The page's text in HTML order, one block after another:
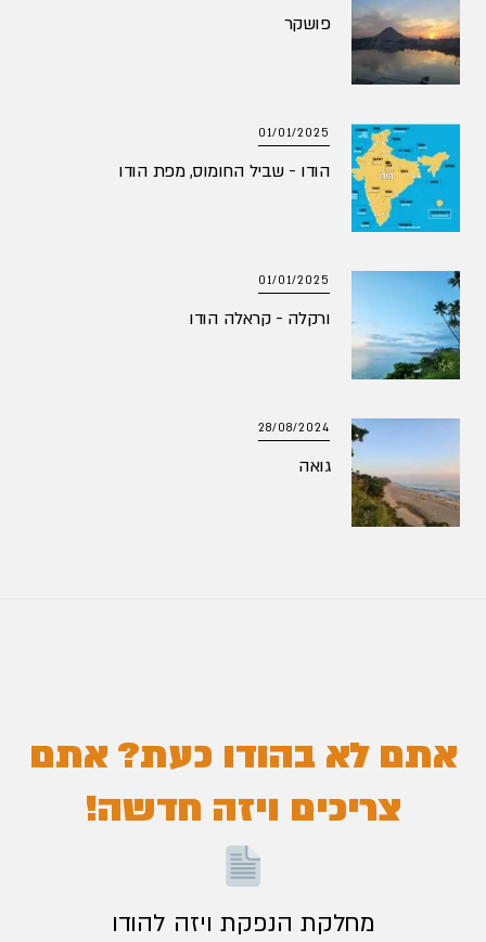
פושקר
01/01/2025
הודו - שביל החומוס, מפת הודו
01/01/2025
ורקלה - קראלה הודו
28/08/2024
גואה
אתם לא בהודו כעת? אתם
צריכים ויזה חדשה!
מחלקת הנפקת ויזה להודו